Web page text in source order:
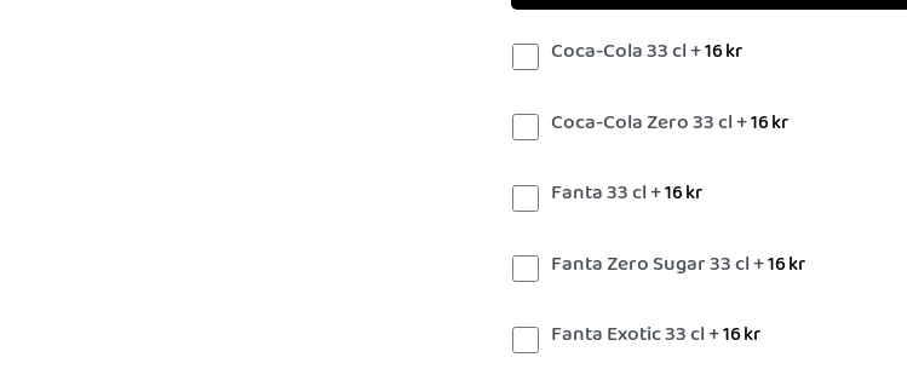
Coca-Cola 33 cl +16kr
Coca-Cola Zero 33 cl +16kr
Fanta 33 cl +16kr
Fanta Zero Sugar 33 cl +16kr
Fanta Exotic 33 cl +16kr